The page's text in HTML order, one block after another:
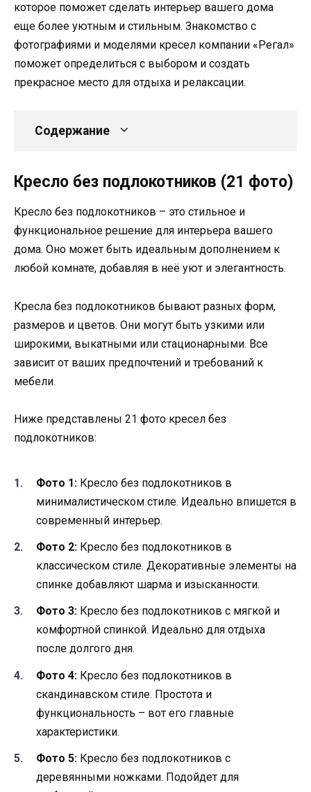
которое поможет сделать интерьер вашего дома
еще более уютным и стильным. Знакомство с
фотографиями и моделями кресел компании «Регал»
поможет определиться с выбором и создать
прекрасное место для отдыха и релаксации.
Содержание
Кресло без подлокотников (21 фото)
Кресло без подлокотников – это стильное и
функциональное решение для интерьера вашего
дома. Оно может быть идеальным дополнением к
любой комнате, добавляя в неё уют и элегантность.
Кресла без подлокотников бывают разных форм,
размеров и цветов. Они могут быть узкими или
широкими, выкатными или стационарными. Все
зависит от ваших предпочтений и требований к
мебели.
Ниже представлены 21 фото кресел без
подлокотников:
Фото 1: Кресло без подлокотников в
минималистическом стиле. Идеально впишется в
современный интерьер.
Фото 2: Кресло без подлокотников в
классическом стиле. Декоративные элементы на
спинке добавляют шарма и изысканности.
Фото 3: Кресло без подлокотников с мягкой и
комфортной спинкой. Идеально для отдыха
после долгого дня.
Фото 4: Кресло без подлокотников в
скандинавском стиле. Простота и
функциональность – вот его главные
характеристики.
Фото 5: Кресло без подлокотников с
деревянными ножками. Подойдет для